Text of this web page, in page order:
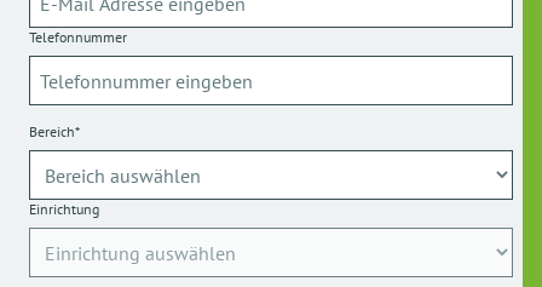
Telefonnummer
Bereich*
Einrichtung